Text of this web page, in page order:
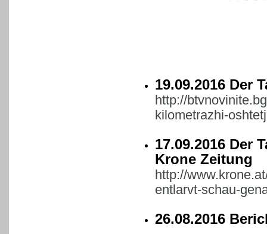
19.09.2016 Der
http://
kilometrazhi-
17.09.2016 Der
Krone Zeitung
http://
entlarvt-schau-
26.08.2016